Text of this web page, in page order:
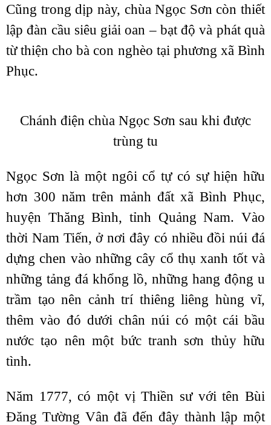
Cũng trong dịp này, chùa Ngọc Sơn còn thiết
lập đàn cầu siêu giải oan – bạt độ và phát quà
từ thiện cho bà con nghèo tại phương xã Bình
Phục.
Chánh điện chùa Ngọc Sơn sau khi được
trùng tu
Ngọc Sơn là một ngôi cổ tự có sự hiện hữu
hơn 300 năm trên mảnh đất xã Bình Phục,
huyện Thăng Bình, tỉnh Quảng Nam. Vào
thời Nam Tiến, ở nơi đây có nhiều đồi núi đá
dựng chen vào những cây cổ thụ xanh tốt và
những tảng đá khổng lồ, những hang động u
trầm tạo nên cảnh trí thiêng liêng hùng vĩ,
thêm vào đó dưới chân núi có một cái bầu
nước tạo nên một bức tranh sơn thủy hữu
tình.
Năm 1777, có một vị Thiền sư với tên Bùi
Đăng Tường Vân đã đến đây thành lập một